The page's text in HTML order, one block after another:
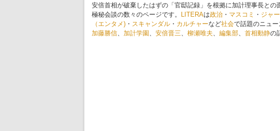
安倍首相が破棄したはずの「官邸記録」を根拠に加計理事長と
極秘会談の数々のページです。
LITERAは政治 ・ マスコミ ・ ジャ
（エンタメ) ・ スキャンダル ・ カルチャーなど社会で話題のニュー
加藤勝信、 加計学園 、 安倍晋三、 柳瀬唯夫、 編集部、 首相動静の